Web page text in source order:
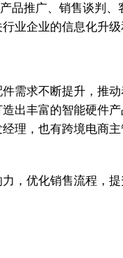
品推广、销售谈判
业企业的信息化升级
需求不断提升，推
出丰富的智能硬件
理，也有跨境电商
，优化销售流程，